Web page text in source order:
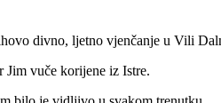
divno, ljetno vjenčanje u Vili
vuče korijene iz Istre.